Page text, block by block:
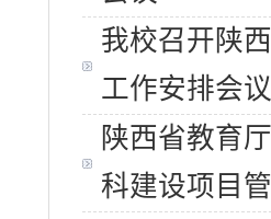
我校召开陕
工作安排会议
陕西省教育
科建设项目